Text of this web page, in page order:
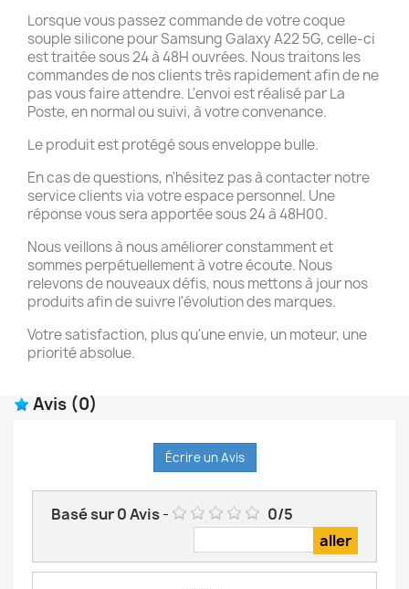
Lorsque vous passez commande de votre coque
souple silicone pour Samsung Galaxy A22 5G, celle-ci
est traitée sous 24 à 48H ouvrées. Nous traitons les
commandes de nos clients très rapidement afin de ne
pas vous faire attendre. L'envoi est réalisé par La
Poste, en normal ou suivi, à votre convenance.
Le produit est protégé sous enveloppe bulle.
En cas de questions, n'hésitez pas à contacter notre
service clients via votre espace personnel. Une
réponse vous sera apportée sous 24 à 48H00.
Nous veillons à nous améliorer constamment et
sommes perpétuellement à votre écoute. Nous
relevons de nouveaux défis, nous mettons à jour nos
produits afin de suivre l'évolution des marques.
Votre satisfaction, plus qu'une envie, un moteur, une
priorité absolue.
Avis (0)
Écrire un Avis
Basé sur0Avis- 0/5